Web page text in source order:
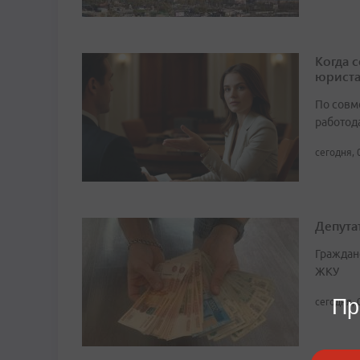
Когда
юриста
По
сегодня,
ЖКУ
сегодня,